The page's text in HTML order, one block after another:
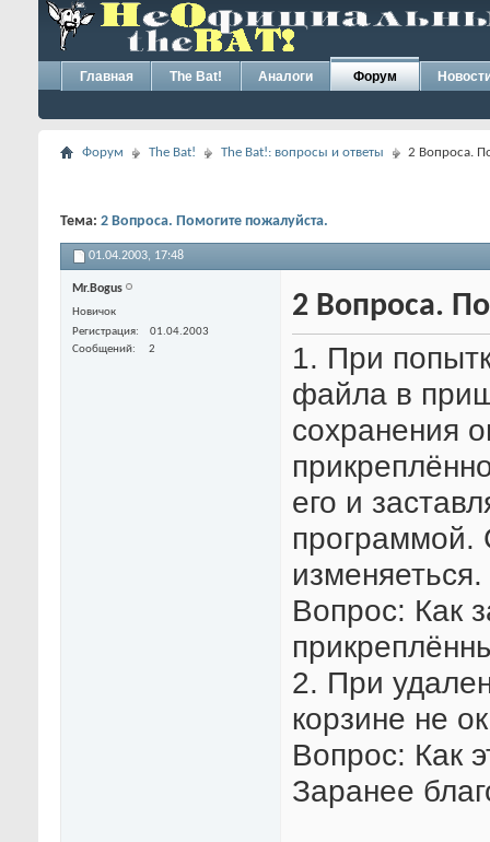
Главная The Bat! Аналоги Форум
Форум The Bat! The Bat!: вопросы и ответы 2 Вопроса.
Тема: 2 Вопроса. Помогите пожалуйста.
01.04.2003, 17:48
Mr.Bogus
Новичок
Регистрация
01.04.2003
Сообщений
2
2 Вопроса.
1. При
файла в
сохранения
его и
изменяеться.
Вопрос: Как
2. При
корзине не
Вопрос: Как
Заранее